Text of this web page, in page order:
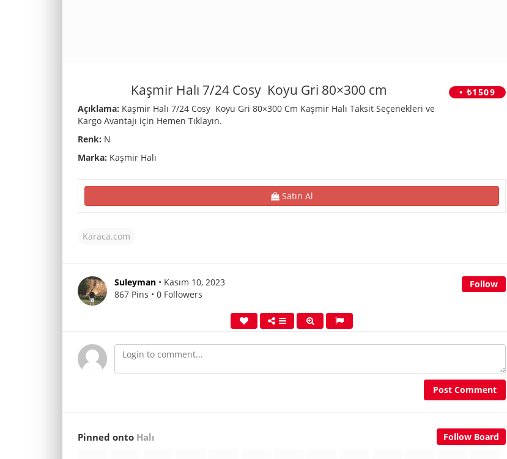
• ₺1509
Kaşmir Halı 7/24 Cosy Koyu Gri 80×300 cm
Açıklama: Kaşmir Halı 7/24 Cosy Koyu Gri 80×300 Cm Kaşmir Halı Taksit Seçenekleri ve
Kargo Avantajı için Hemen Tıklayın.
Renk: N
Marka: Kaşmir Halı
Satın Al
Karaca.com
Follow
Suleyman • Kasım 10, 2023
867 Pins • 0 Followers
Post Comment
Follow Board
Pinned onto Halı